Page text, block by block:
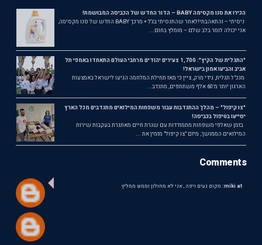
הכירו את סנו מקסימה BABY – הדור החדש של הכביסה המבושמת!
ניסיתי – והתאהבתי!לאחר שהתנסיתי בג'ל + מרכך BABY החדש של סנו מקסימה,
אני יכולה לומר בלב שלם – מומלץ בחום...
"התגלית של הקיץ": 1,700 צעירים יהודים מרחבי העולם התאחדו באמפי תל
אביב והביעו אמון בישראל!
מנכ"ל תגלית, גידי מרק, ציין כי מאז תחילת המלחמה הגיעו לישראל באמצעות
הארגון יותר מ־60 אלף משתתפים, מתנדב...
"צו קיפול" – מהלך ההתנדבות עבור משפחות המילואים מתנדבים מכל הארץ
יסייעו בטיפול בכביסה!
בזמן שאלפי משפחות מתמודדות עם שגרת חיים מאתגרת בעקבות שירות
המילואים הממושך, מיזם "צו קיפול" מזמין את ...
Comments
miki at: מקום נעים ויפה , אני לא מחולון וממש ממליץ